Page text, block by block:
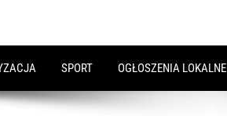
SPORT OGŁOSZENIA LOKALNE